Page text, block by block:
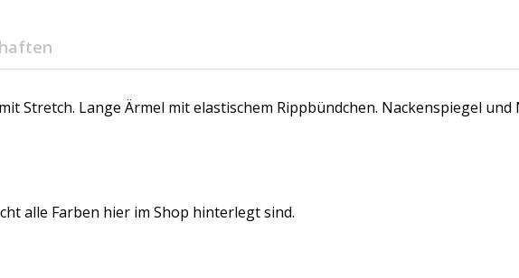
Stretch. Lange Ärmel mit elastischem Rippbündchen. Nackenspiegel
alle Farben hier im Shop hinterlegt sind.